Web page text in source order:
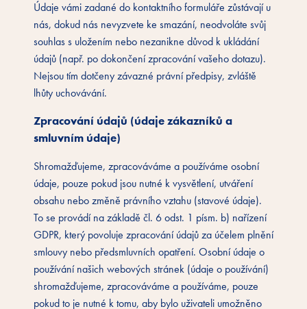
Údaje vámi zadané do kontaktního formuláře zůstávají u
nás, dokud nás nevyzvete ke smazání, neodvoláte svůj
souhlas s uložením nebo nezanikne důvod k ukládání
údajů (např. po dokončení zpracování vašeho dotazu).
Nejsou tím dotčeny závazné právní předpisy, zvláště
lhůty uchovávání.
Zpracování údajů (údaje zákazníků a
smluvním údaje)
Shromažďujeme, zpracováváme a používáme osobní
údaje, pouze pokud jsou nutné k vysvětlení, utváření
obsahu nebo změně právního vztahu (stavové údaje).
To se provádí na základě čl. 6 odst. 1 písm. b) nařízení
GDPR, který povoluje zpracování údajů za účelem plnění
smlouvy nebo předsmluvních opatření. Osobní údaje o
používání našich webových stránek (údaje o používání)
shromažďujeme, zpracováváme a používáme, pouze
pokud to je nutné k tomu, aby bylo uživateli umožněno